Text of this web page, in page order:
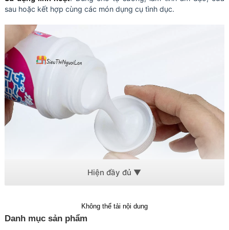
sau hoặc kết hợp cùng các món dụng cụ tình dục.
tan trong nước
Không thể tải nội dung
Danh mục sản phẩm